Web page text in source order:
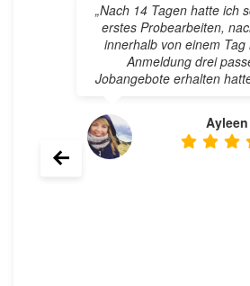
„Ich hab von Traumjob
erste Mal bei Instagram
habe meine Infos
hatte innerhalb von
passende Angebote.
bei dem ich jetzt mehr
bei einer niedrigeren
pro Woche.
allgemeine Atmosphäre